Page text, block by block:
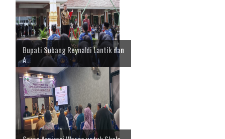
Bupati Subang Reynaldi Lantik dan
A...